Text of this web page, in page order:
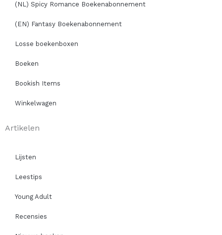
(NL) Spicy Romance Boekenabonnement
(EN) Fantasy Boekenabonnement
Losse boekenboxen
Boeken
Bookish Items
Winkelwagen
Artikelen
Lijsten
Leestips
Young Adult
Recensies